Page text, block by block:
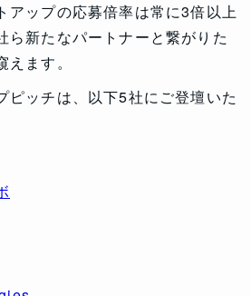
アップの応募倍率は常に3倍以上
ら新たなパートナーと繋がりた
ます。
ピッチは、以下5社にご登壇いた